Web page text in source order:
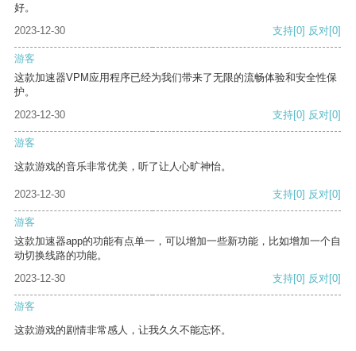
好。
2023-12-30
支持[0] 反对[0]
游客
这款加速器VPM应用程序已经为我们带来了无限的流畅体验和安全性保
护。
2023-12-30
支持[0] 反对[0]
游客
这款游戏的音乐非常优美，听了让人心旷神怡。
2023-12-30 支持[0] 反对[0]
游客
这款加速器app的功能有点单一，可以增加一些新功能，比如增加一个自
动切换线路的功能。
2023-12-30
支持[0] 反对[0]
游客
这款游戏的剧情非常感人，让我久久不能忘怀。